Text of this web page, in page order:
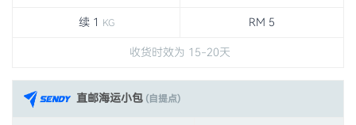
续 1 KG RM 5
收货时效为 15-20天
直邮海运小包 (自提点)